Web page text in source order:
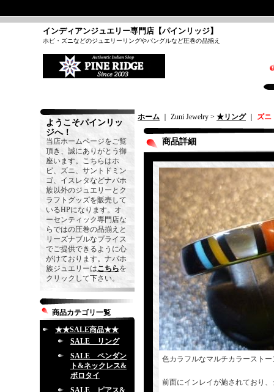
インディアンジュエリー専門店【パインリッジ】
ホピ・ズニなどのジュエリーリングやバングルなど圧巻の品揃え
ようこそパインリッ
ジへ！
当店ホームページをご覧
頂き、誠にありがとう御
座います。こちらはホ
ピ、ズニ、サントドミン
ゴ、イスレタなどナバホ
族以外のジュエリーとク
ラフトグッズを販売して
いるHPになります。オ
ーセンティック専門店な
らではの圧巻の品揃えと
リーズナブルなプライス
でご提供できるように心
がけております。ナバホ
族ジュエリーはこちらを
クリックして下さい。
商品カテゴリ一覧
★★SALE商品★★
SALE リング
SALE ペンダン
ト&ネックレス&
ボロタイ
SALE ピアス&
ホーム ｜ Zuni Jewelry > ★リング｜ ズ
商品詳細
色カラフルなマルチカラースト
前面にインレイが施されており